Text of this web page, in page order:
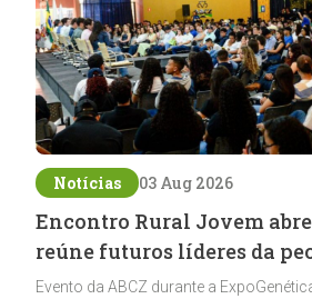
Notícias 03 Aug 2026
Encontro Rural Jovem
reúne futuros líderes da
ExpoGenética 2026
Evento da ABCZ durante a